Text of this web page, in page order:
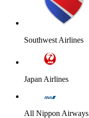
Southwest Airlines
Japan Airlines
All Nippon Airways